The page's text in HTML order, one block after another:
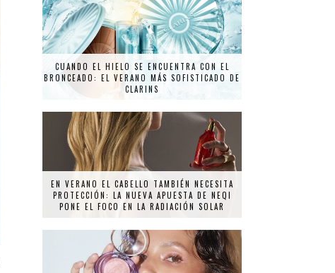
CUANDO EL HIELO SE ENCUENTRA CON EL
BRONCEADO: EL VERANO MÁS SOFISTICADO DE
CLARINS
EN VERANO EL CABELLO TAMBIÉN NECESITA
PROTECCIÓN: LA NUEVA APUESTA DE NEQI
PONE EL FOCO EN LA RADIACIÓN SOLAR